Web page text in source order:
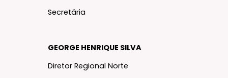
Secretária
GEORGE HENRIQUE SILVA
Diretor Regional Norte